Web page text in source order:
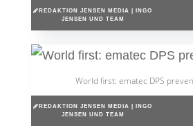
REDAKTION JENSEN MEDIA | INGO
JENSEN UND TEAM
World first: ematec DPS
REDAKTION JENSEN MEDIA | INGO
JENSEN UND TEAM